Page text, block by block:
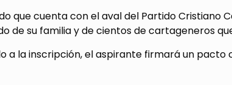
que cuenta con el aval del Partido Cristiano
de su familia y de cientos de cartageneros
a la inscripción, el aspirante firmará un